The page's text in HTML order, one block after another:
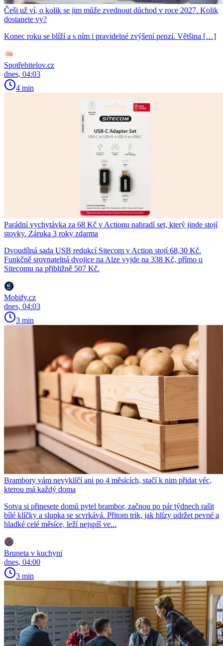
Češi už ví, o kolik se jim může zvednout důchod v roce 2027. Kolik
dostanete vy?
Konec roku se blíží a s ním i pravidelné zvýšení penzí. Většina […]
Spotřebitelov.cz
dnes, 04:03
4 min
Parádní vychytávka za 68 Kč v Actionu nahradí set, který jinde stojí
stovky. Záruka 3 roky zdarma
Dvoudílná sada USB redukcí Sitecom v Action stojí 68,30 Kč.
Funkčně srovnatelná dvojice na Alze vyjde na 338 Kč, přímo u
Sitecomu na přibližně 507 Kč.
Mobify.cz
dnes, 04:03
3 min
Brambory vám nevyklíčí ani po 4 měsících, stačí k nim přidat věc,
kterou má každý doma
Sotva si přinesete domů pytel brambor, začnou po pár týdnech rašit
bílé klíčky a slupka se scvrkává. Přitom trik, jak hlízy udržet pevné a
hladké celé měsíce, leží nejspíš ve...
Bruneta v kuchyni
dnes, 04:00
3 min